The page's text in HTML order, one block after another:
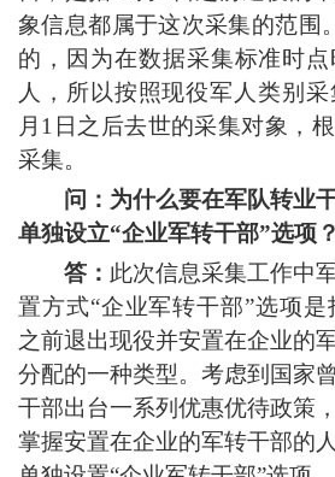
象信息都属于这次采集的范围
的，因为在数据采集标准时
人，所以按照现役军人类别
月1日之后去世的采集对象，
采集。
问：为什么要在军队转业
单独设立“企业军转干部”选项？
答： 此次信息采集工作中
置方式“企业军转干部”选项是
之前退出现役并安置在企业的
分配的一种类型。考虑到国家
干部出台一系列优惠优待政策
掌握安置在企业的军转干部的